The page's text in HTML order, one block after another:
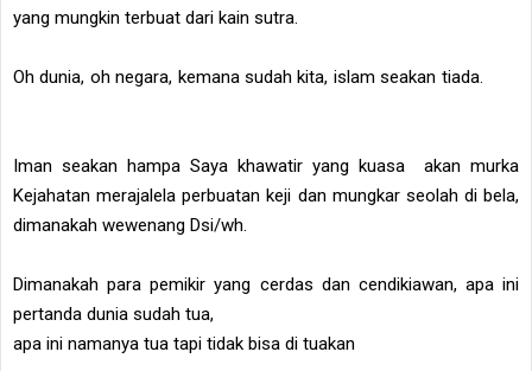
yang mungkin terbuat dari kain sutra.
Oh dunia, oh negara, kemana sudah kita, islam seakan tiada.
Iman seakan hampa Saya khawatir yang kuasa akan murka
Kejahatan merajalela perbuatan keji dan mungkar seolah di bela,
dimanakah wewenang Dsi/wh.
Dimanakah para pemikir yang cerdas dan cendikiawan, apa ini
pertanda dunia sudah tua,
apa ini namanya tua tapi tidak bisa di tuakan